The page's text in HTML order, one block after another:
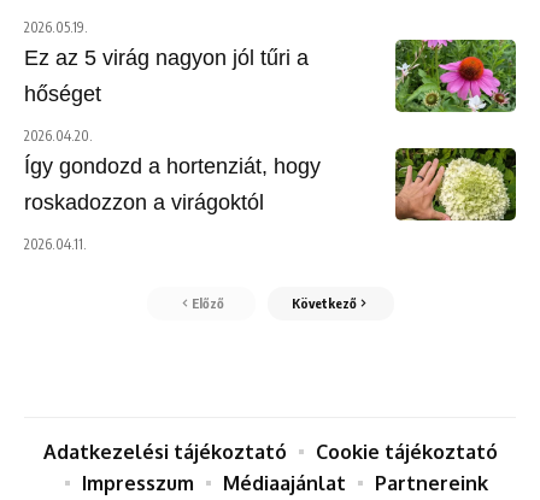
2026.05.19.
Ez az 5 virág nagyon jól tűri a
hőséget
2026.04.20.
Így gondozd a hortenziát, hogy
roskadozzon a virágoktól
2026.04.11.
Előző Következő
Adatkezelési tájékoztató
Cookie tájékoztató
Impresszum
Médiaajánlat Partnereink